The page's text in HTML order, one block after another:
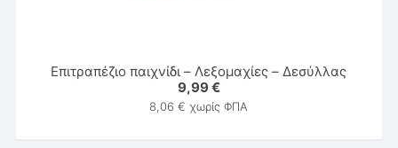
Επιτραπέζιο παιχνίδι – Λεξομαχίες – Δεσύλλας
9,99€
8,06€ χωρίς ΦΠΑ